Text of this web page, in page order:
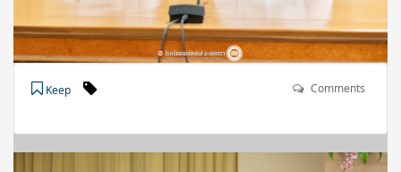
Keep Comments